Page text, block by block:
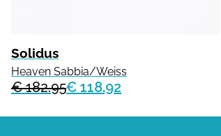
Solidus
Heaven Sabbia/Weiss
€ 182.95€ 118.92